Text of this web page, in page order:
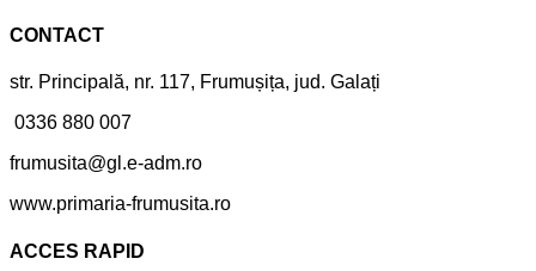
CONTACT
str. Principală, nr. 117, Frumușița, jud. Galați
0336 880 007
frumusita@gl.e-adm.ro
www.primaria-frumusita.ro
ACCES RAPID